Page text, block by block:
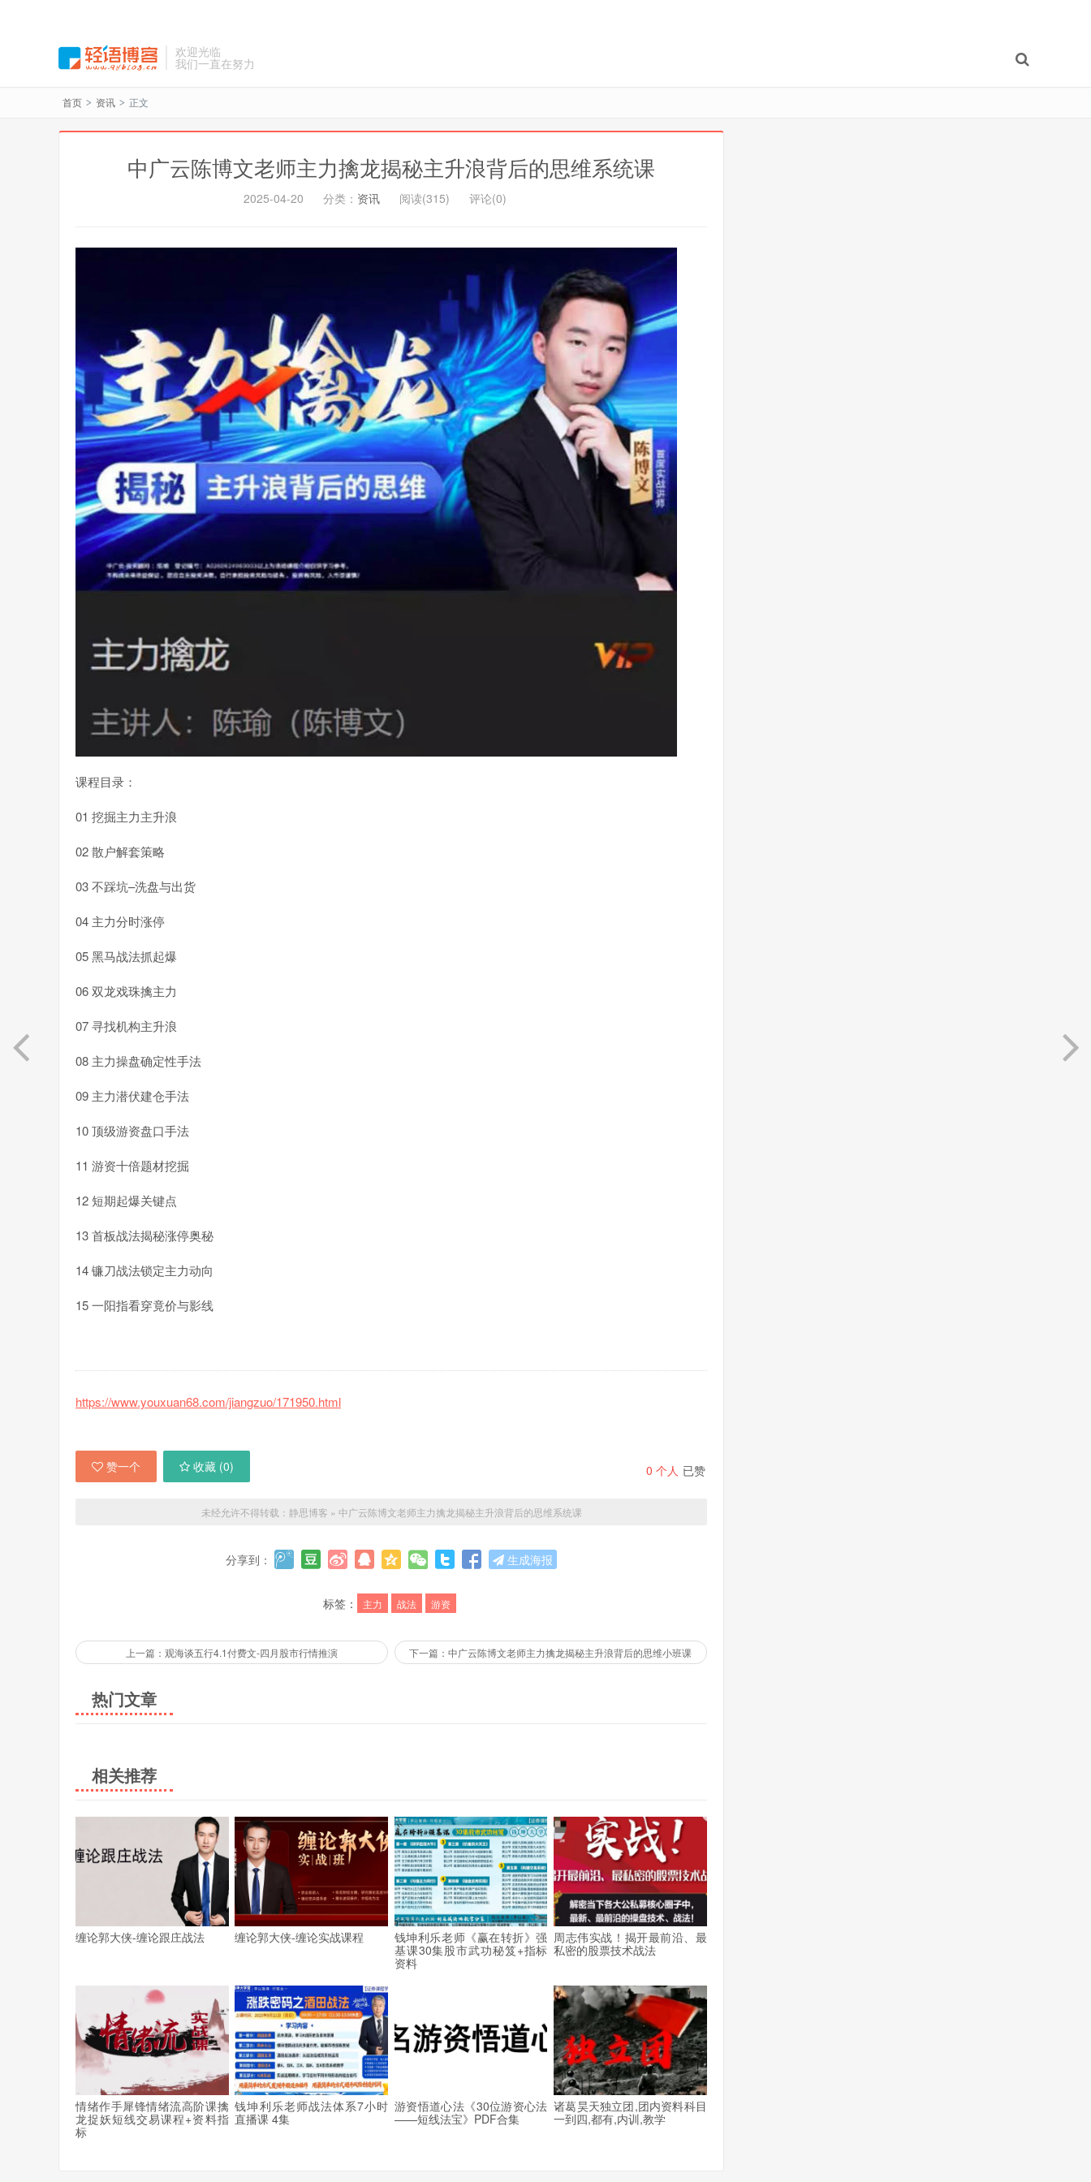
欢迎光临
我们一直在努力
首页 > 资讯 > 正文
中广云陈博文老师主力擒龙揭秘主升浪背后的思维系统课
2025-04-20 分类： 资讯 阅读(315) 评论(0)
课程目录：
01 挖掘主力主升浪
02 散户解套策略
03 不踩坑–洗盘与出货
04 主力分时涨停
05 黑马战法抓起爆
06 双龙戏珠擒主力
07 寻找机构主升浪
08 主力操盘确定性手法
09 主力潜伏建仓手法
10 顶级游资盘口手法
11 游资十倍题材挖掘
12 短期起爆关键点
13 首板战法揭秘涨停奥秘
14 镰刀战法锁定主力动向
15 一阳指看穿竟价与影线
https://www.youxuan68.com/jiangzuo/171950.html
0 个人 已赞
赞一个 收藏 (0)
未经允许不得转载： 静思博客 » 中广云陈博文老师主力擒龙揭秘主升浪背后的思维系统课
分享到： 生成海报
标签： 主力 战法 游资
上一篇：观海谈五行4.1付费文-四月股市行情推演 下一篇：中广云陈博文老师主力擒龙揭秘主升浪背后的思维小班课
热门文章
相关推荐
缠论郭大侠-缠论跟庄战法 缠论郭大侠-缠论实战课程
钱坤利乐老师《赢在转折》强
基课30集股市武功秘笈+指标
资料
周志伟实战！揭开最前沿、最
私密的股票技术战法
情绪作手犀锋情绪流高阶课擒
龙捉妖短线交易课程+资料指
标
钱坤利乐老师战法体系7小时
直播课 4集
游资悟道心法《30位游资心法
——短线法宝》PDF合集
诸葛昊天独立团,团内资料科目
一到四,都有,内训,教学